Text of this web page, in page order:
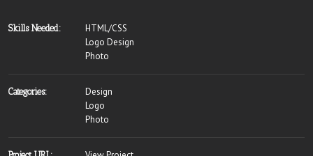
Skills Needed:
HTML/CSS
Logo Design
Photo
Categories:
Design
Logo
Photo